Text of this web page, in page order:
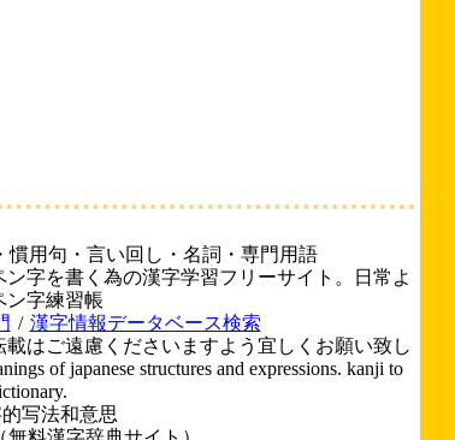
慣用句・言い回し・名詞・専門用語
字を書く為の漢字学習フリーサイト。日常よ
ン字練習帳
/ 漢字情報データベース検索
はご遠慮くださいますよう宜しくお願い致し
of japanese structures and expressions. kanji to
写法和意思